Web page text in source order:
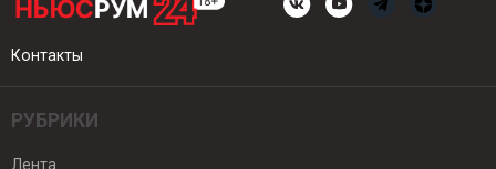
Контакты
РУБРИКИ
Лента